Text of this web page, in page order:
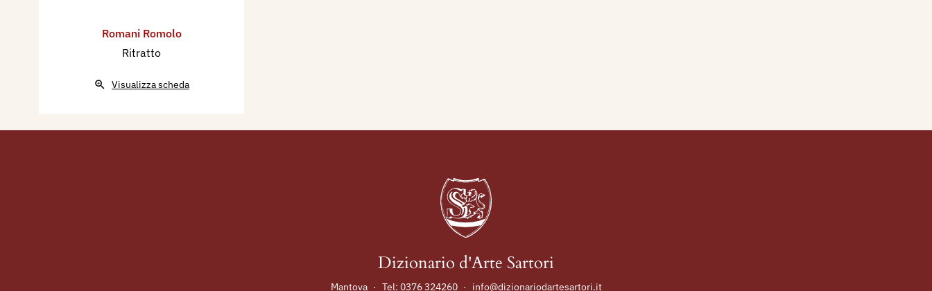
Romani Romolo
Ritratto
Visualizza scheda
Dizionario d'Arte Sartori
Mantova · Tel: 0376 324260 · info@dizionariodartesartori.it